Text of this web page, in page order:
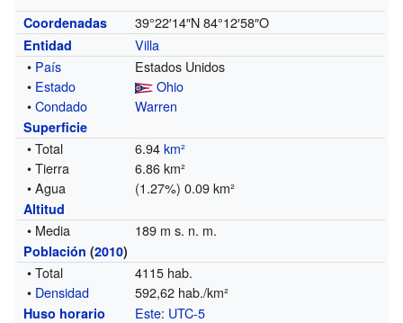
Coordenadas 39°22′14″N 84°12′58″O
Entidad
Villa
• País
Estados Unidos
• Estado
Ohio
•Condado Warren
Superficie
• Total 6.94km²
• Tierra
6.86 km²
• Agua
(1.27%) 0.09 km²
Altitud
• Media 189 m s. n. m.
Población (2010)
• Total
4115 hab.
• Densidad 592,62 hab./km²
Huso horario Este: UTC-5